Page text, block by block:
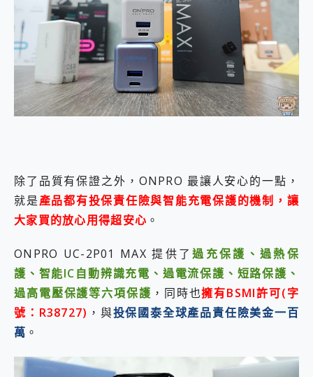
除了品質有保證之外，ONPRO 最讓人安心的一點，
就是產品都有投保責任險與智能充電保護的機制，讓
大家買的放心用得超安心 。
ONPRO UC-2P01 MAX 提供了過充保護、過熱保
護、智能IC自動辨識充電、過電流保護、短路保護、
過高電壓保護等六項保護 ，同時也擁有BSMI許可(字
號：R38727) ，與投保國泰全球產品責任險美金一百
萬 。